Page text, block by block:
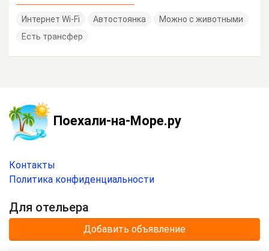
Интернет Wi-Fi Автостоянка
Можно с животными
Есть трансфер
Поехали-на-Море.ру
Контакты
Политика конфиденциальности
Для отельера
Добавить объявление